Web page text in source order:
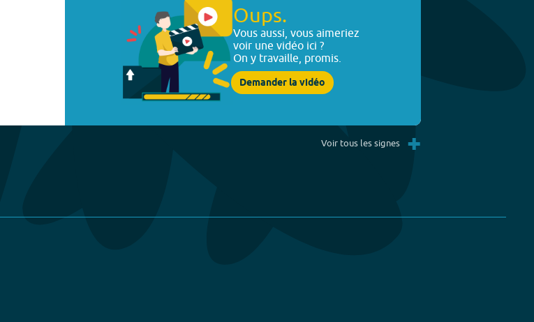
Oups.
Vous aussi, vous aimeriez
voir une vidéo ici ?
On y travaille, promis.
Demander la vidéo
Voir tous les signes +